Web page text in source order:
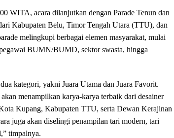
WITA, acara dilanjutkan dengan Parade Tenun dan
Kabupaten Belu, Timor Tengah Utara (TTU), dan
melingkupi berbagai elemen masyarakat, mulai
BUMN/BUMD, sektor swasta, hingga
kategori, yakni Juara Utama dan Juara Favorit.
menampilkan karya-karya terbaik dari desainer
Kupang, Kabupaten TTU, serta Dewan Kerajinan
juga akan diselingi penampilan tari modern, tari
timpalnya.